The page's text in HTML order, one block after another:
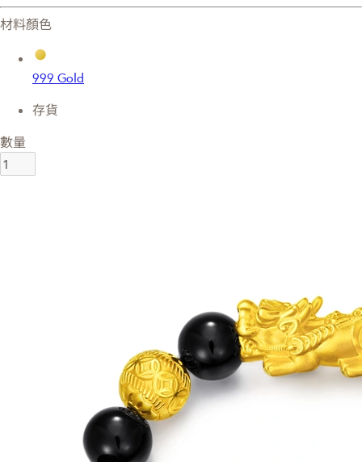
材料顏色
999 Gold
存貨
數量